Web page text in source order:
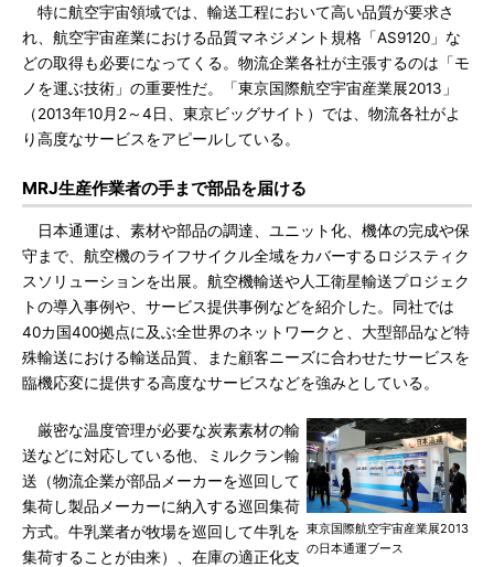
特に航空宇宙領域では、輸送工程において高い品質が要求さ
れ、航空宇宙産業における品質マネジメント規格「AS9120」な
どの取得も必要になってくる。物流企業各社が主張するのは「モ
ノを運ぶ技術」の重要性だ。「東京国際航空宇宙産業展2013」
（2013年10月2～4日、東京ビッグサイト）では、物流各社がよ
り高度なサービスをアピールしている。
MRJ生産作業者の手まで部品を届ける
日本通運は、素材や部品の調達、ユニット化、機体の完成や保
守まで、航空機のライフサイクル全域をカバーするロジスティク
スソリューションを出展。航空機輸送や人工衛星輸送プロジェク
トの導入事例や、サービス提供事例などを紹介した。同社では
40カ国400拠点に及ぶ全世界のネットワークと、大型部品など特
殊輸送における輸送品質、また顧客ニーズに合わせたサービスを
臨機応変に提供する高度なサービスなどを強みとしている。
東京国際航空宇宙産業展2013
の日本通運ブース
厳密な温度管理が必要な炭素素材の輸
送などに対応している他、ミルクラン輸
送（物流企業が部品メーカーを巡回して
集荷し製品メーカーに納入する巡回集荷
方式。牛乳業者が牧場を巡回して牛乳を
集荷することが由来）、在庫の適正化支